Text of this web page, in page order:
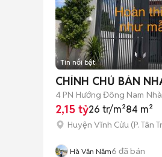
Tin nổi bật
CHÍNH CHỦ BÁN
4 PN Hướng Đông Nam
2,15 tỷ26 tr/m²84 m²
Huyện Vĩnh Cửu (P. Tân
Hà Văn Năm6 đã bán